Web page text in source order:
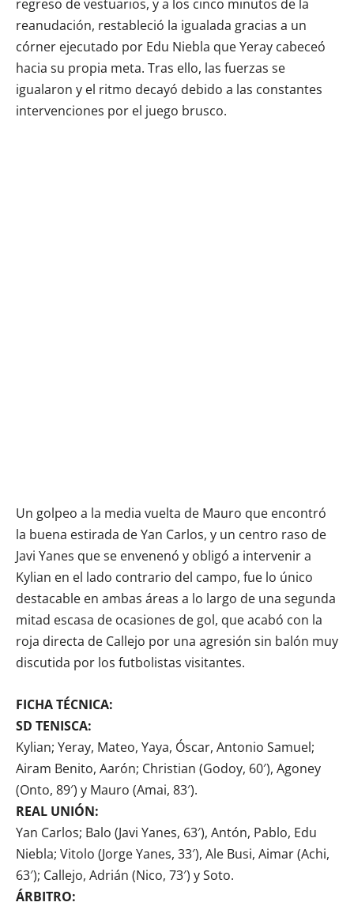
regreso de vestuarios, y a los cinco minutos de la
reanudación, restableció la igualada gracias a un
córner ejecutado por Edu Niebla que Yeray cabeceó
hacia su propia meta. Tras ello, las fuerzas se
igualaron y el ritmo decayó debido a las constantes
intervenciones por el juego brusco.
Un golpeo a la media vuelta de Mauro que encontró
la buena estirada de Yan Carlos, y un centro raso de
Javi Yanes que se envenenó y obligó a intervenir a
Kylian en el lado contrario del campo, fue lo único
destacable en ambas áreas a lo largo de una segunda
mitad escasa de ocasiones de gol, que acabó con la
roja directa de Callejo por una agresión sin balón muy
discutida por los futbolistas visitantes.
FICHA TÉCNICA:
SD TENISCA:
Kylian; Yeray, Mateo, Yaya, Óscar, Antonio Samuel;
Airam Benito, Aarón; Christian (Godoy, 60′), Agoney
(Onto, 89′) y Mauro (Amai, 83′).
REAL UNIÓN:
Yan Carlos; Balo (Javi Yanes, 63′), Antón, Pablo, Edu
Niebla; Vitolo (Jorge Yanes, 33′), Ale Busi, Aimar (Achi,
63′); Callejo, Adrián (Nico, 73′) y Soto.
ÁRBITRO: